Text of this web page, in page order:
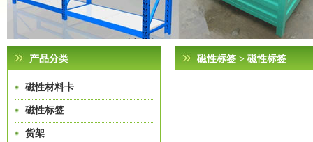
产品分类
磁性材料卡
磁性标签
货架
磁性标签 > 磁性标签